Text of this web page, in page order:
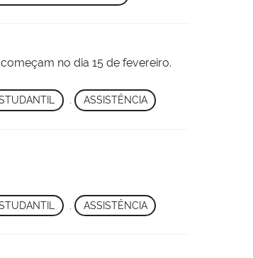
no dia 15 de fevereiro.
, ASSISTÊNCIA
ASSISTÊNCIA